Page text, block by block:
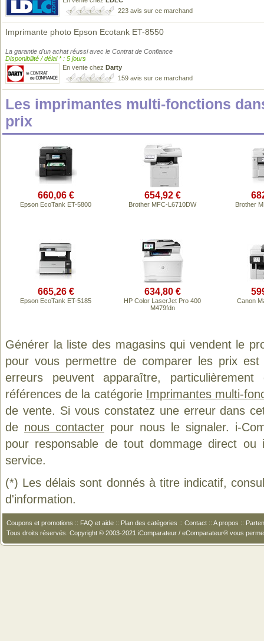
223 avis sur ce marchand
Imprimante photo Epson Ecotank ET-8550
La garantie d'un achat réussi avec le Contrat de Confiance
Disponibilité / délai * : 5 jours
En vente chez Darty
159 avis sur ce marchand
Les imprimantes multi-fonctions
prix
660,06 €
Epson EcoTank ET-5800
654,92 €
Brother MFC-L6710DW Brother
665,26 €
Epson EcoTank ET-5185
634,80 €
HP Color LaserJet Pro 400
M479fdn
Canon
Générer la liste des magasins qui vendent le
pour vous permettre de comparer les prix
erreurs peuvent apparaître,
références de la catégorie Imprimantes multi-
de vente. Si vous constatez une erreur dans
de nous contacter pour nous le signaler. i-
pour responsable de tout dommage direct
service.
(*) Les délais sont donnés à titre indicatif,
d'information.
Coupons et promotions :: FAQ et aide :: Plan des catégories :: Contact :: A propos ::
Tous droits réservés. Copyright © 2003-2021 iComparateur / eComparateur® vous